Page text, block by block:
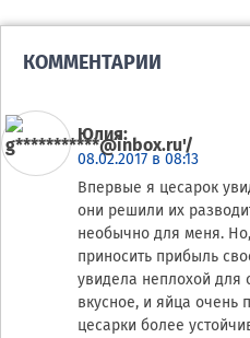
КОММЕНТАРИИ
Юлия:
08.02.2017 в 08:13
Впервые я цесарок
они решили их
необычно для меня.
приносить прибыль
увидела неплохой для
вкусное, и яйца очень
цесарки более